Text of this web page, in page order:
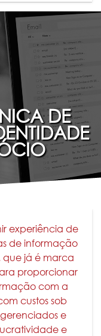
DE
experiência de
de informação
que já é marca
proporcionar
com a
custos sob
e
e